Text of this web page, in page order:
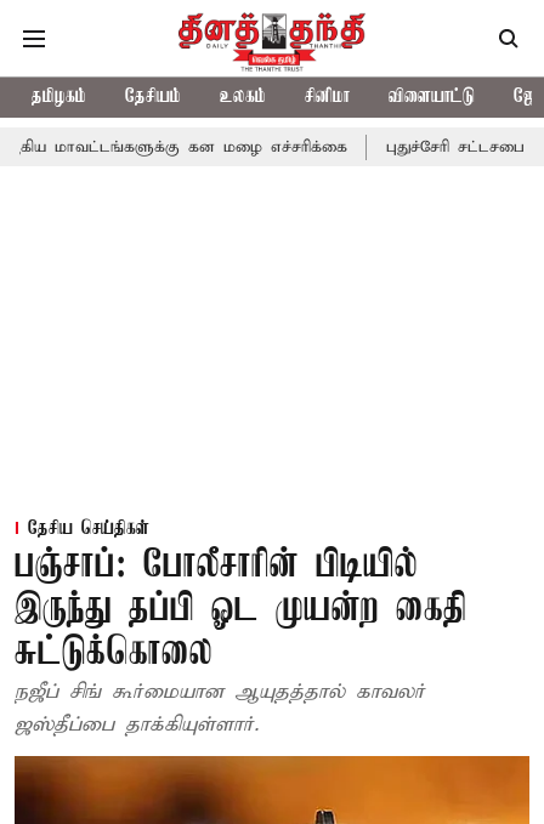
தமிழகம் தேசியம் உலகம் சினிமா விளையாட்டு
கன மழை எச்சரிக்கை புதுச்சேரி சட்டசபையில் வரும்
தேசிய செய்திகள்
பஞ்சாப்: போலீசாரின் பிடியில்
இருந்து தப்பி ஓட முயன்ற கைதி
சுட்டுக்கொலை
நஜீப் சிங் கூர்மையான ஆயுதத்தால் காவலர்
ஜஸ்தீப்பை தாக்கியுள்ளார்.